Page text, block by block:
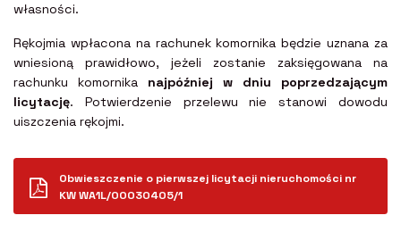
własności.
Rękojmia wpłacona na rachunek komornika będzie uznana za
wniesioną prawidłowo, jeżeli zostanie zaksięgowana na
rachunku komornika najpóźniej w dniu poprzedzającym
licytację. Potwierdzenie przelewu nie stanowi dowodu
uiszczenia rękojmi.
Obwieszczenie o pierwszej licytacji nieruchomości nr
KW WA1L/00030405/1